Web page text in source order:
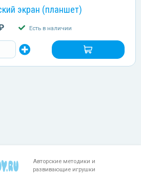
экран (планшет)
Есть в наличии
Авторские методики и
развивающие игрушки